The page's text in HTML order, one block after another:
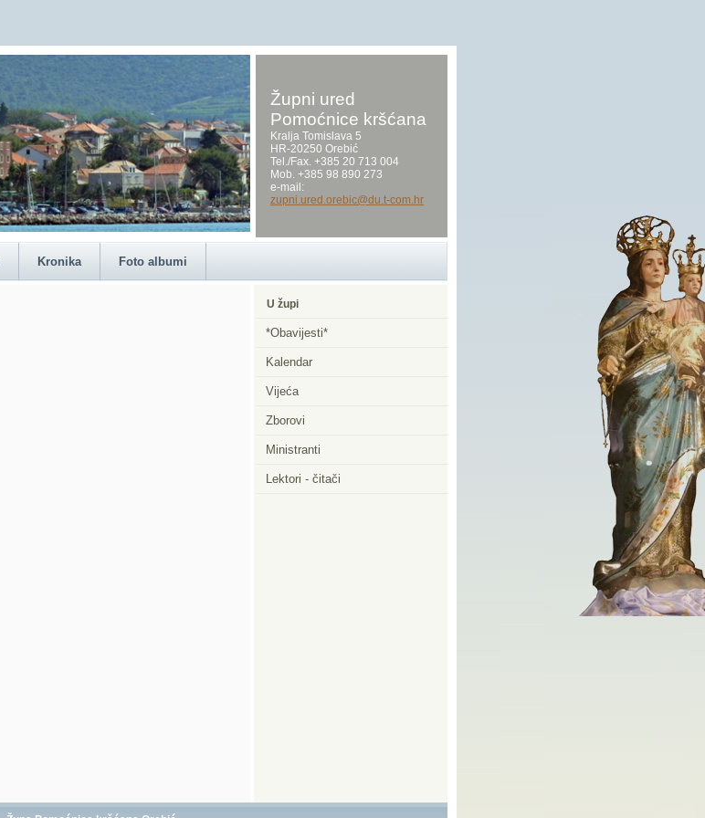
Župni ured
Pomoćnice kršćana
Kralja Tomislava 5
HR-20250 Orebić
Tel./Fax. +385 20 713 004
Mob. +385 98 890 273
e-mail:
zupni.ured.orebic@du.t-com.hr
Kronika Foto albumi
U župi
*Obavijesti*
Kalendar
Vijeća
Zborovi
Ministranti
Lektori - čitači